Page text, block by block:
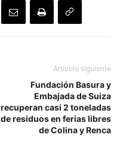
Artículo siguiente
Fundación Basura y
Embajada de Suiza
recuperan casi 2 toneladas
de residuos en ferias libres
de Colina y Renca